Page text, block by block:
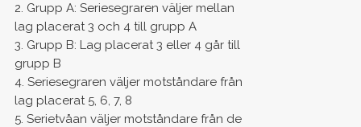
2. Grupp A: Seriesegraren väljer mellan
lag placerat 3 och 4 till grupp A
3. Grupp B: Lag placerat 3 eller 4 går till
grupp B
4. Seriesegraren väljer motståndare från
lag placerat 5, 6, 7, 8
5. Serietvåan väljer motståndare från de